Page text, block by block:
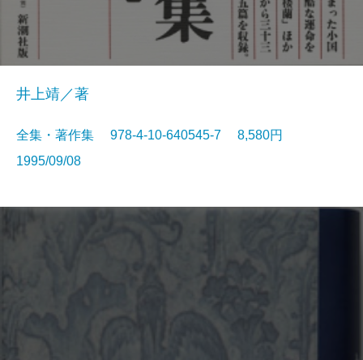
井上靖／著
全集・著作集 978-4-10-640545-7 8,580円
1995/09/08